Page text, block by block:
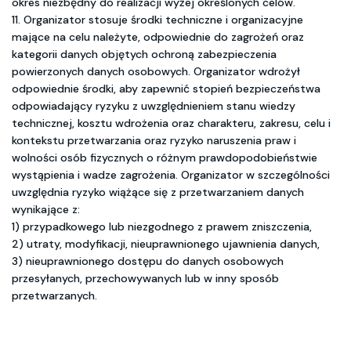
11. Organizator stosuje środki techniczne i organizacyjne
mające na celu należyte, odpowiednie do zagrożeń oraz
kategorii danych objętych ochroną zabezpieczenia
powierzonych danych osobowych. Organizator wdrożył
odpowiednie środki, aby zapewnić stopień bezpieczeństwa
odpowiadający ryzyku z uwzględnieniem stanu wiedzy
technicznej, kosztu wdrożenia oraz charakteru, zakresu, celu i
kontekstu przetwarzania oraz ryzyko naruszenia praw i
wolności osób fizycznych o różnym prawdopodobieństwie
wystąpienia i wadze zagrożenia. Organizator w szczególności
uwzględnia ryzyko wiążące się z przetwarzaniem danych
wynikające z:
1) przypadkowego lub niezgodnego z prawem zniszczenia,
2) utraty, modyfikacji, nieuprawnionego ujawnienia danych,
3) nieuprawnionego dostępu do danych osobowych
przesyłanych, przechowywanych lub w inny sposób
przetwarzanych.